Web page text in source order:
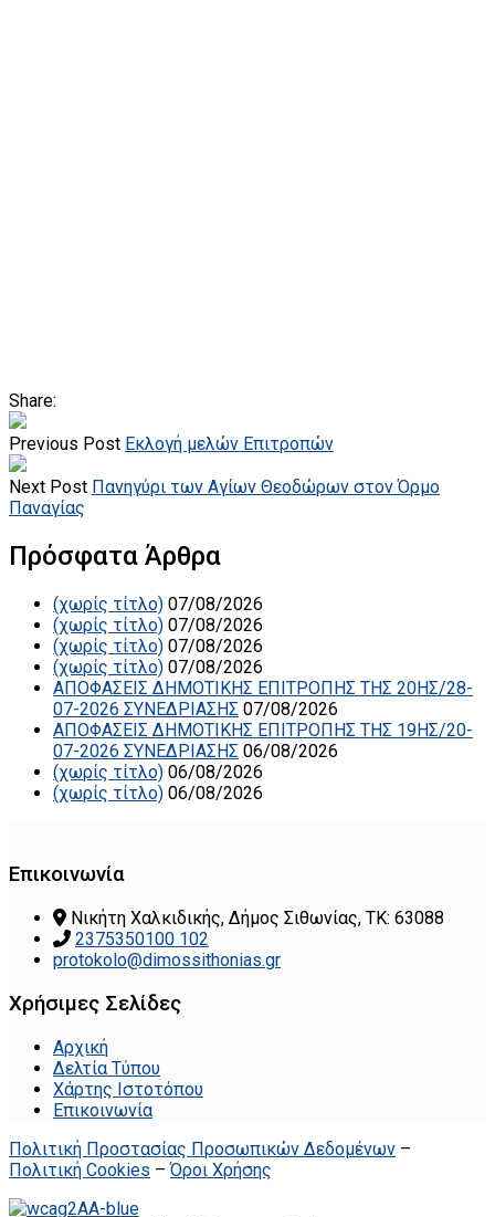
Share:
Previous Post Εκλογή μελών Επιτροπών
Next Post Πανηγύρι των Αγίων Θεοδώρων στον Όρμο
Παναγίας
Πρόσφατα Άρθρα
(χωρίς τίτλο) 07/08/2026
(χωρίς τίτλο) 07/08/2026
(χωρίς τίτλο) 07/08/2026
(χωρίς τίτλο) 07/08/2026
ΑΠΟΦΑΣΕΙΣ ΔΗΜΟΤΙΚΗΣ ΕΠΙΤΡΟΠΗΣ ΤΗΣ 20ΗΣ/28-
07-2026 ΣΥΝΕΔΡΙΑΣΗΣ 07/08/2026
ΑΠΟΦΑΣΕΙΣ ΔΗΜΟΤΙΚΗΣ ΕΠΙΤΡΟΠΗΣ ΤΗΣ 19ΗΣ/20-
07-2026 ΣΥΝΕΔΡΙΑΣΗΣ 06/08/2026
(χωρίς τίτλο) 06/08/2026
(χωρίς τίτλο) 06/08/2026
Επικοινωνία
Νικήτη Χαλκιδικής, Δήμος Σιθωνίας, ΤΚ: 63088
2375350100 102
protokolo@dimossithonias.gr
Χρήσιμες Σελίδες
Αρχική
Δελτία Τύπου
Χάρτης Ιστοτόπου
Επικοινωνία
Πολιτική Προστασίας Προσωπικών Δεδομένων –
Πολιτική Cookies –Όροι Χρήσης